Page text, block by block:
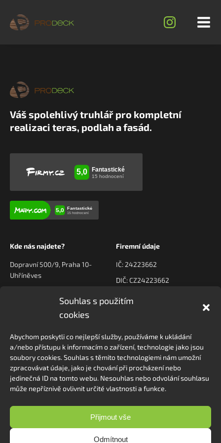
Souhlas s použitím
cookies
Abychom poskytli co nejlepší služby, používáme k ukládání
a/nebo přístupu k informacím o zařízení, technologie jako jsou
soubory cookies. Souhlas s těmito technologiemi nám umožní
zpracovávat údaje, jako je chování při procházení nebo
jedinečná ID na tomto webu. Nesouhlas nebo odvolání souhlasu
může nepříznivě ovlivnit určité vlastnosti a funkce.
Přijmout vše
Odmítnout
Váš spolehlivý truhlář pro kompletní
realizaci teras, podlah a fasád.
Kde nás najdete?
Dopravní 500/9, Praha 10-
Uhříněves
Firemní údaje
IČ: 24223662
DIČ: CZ24223662
Kontaktujte nás
+420 778 222 800
Navigace
O nás
Kontakt